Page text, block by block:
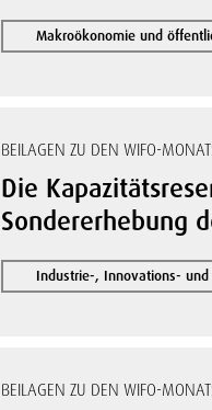
Makroökonomie und
BEILAGEN ZU DEN WIFO-
Die
Sondererhebung
Industrie-, Innovations-
BEILAGEN ZU DEN WIFO-